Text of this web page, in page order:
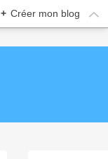
+ Créer mon blog